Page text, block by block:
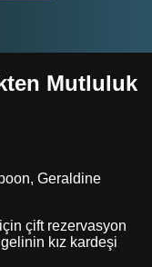
Mutluluk
Geraldine
çift rezervasyon
kız kardeşi